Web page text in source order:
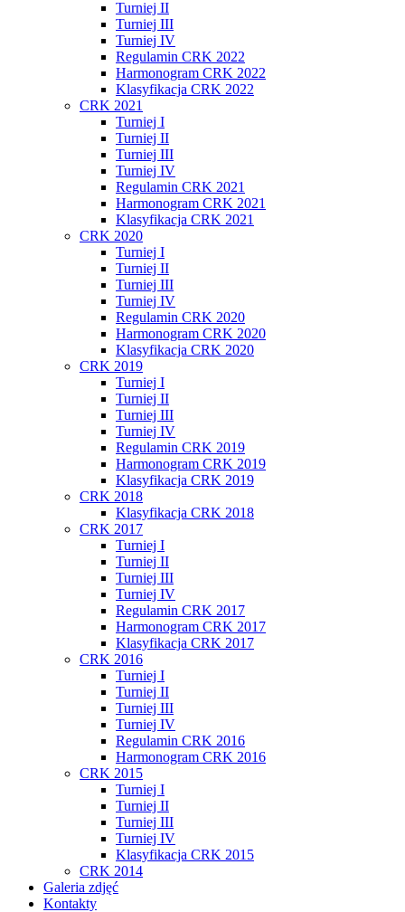
Turniej II
Turniej III
Turniej IV
Regulamin CRK 2022
Harmonogram CRK 2022
Klasyfikacja CRK 2022
CRK 2021
Turniej I
Turniej II
Turniej III
Turniej IV
Regulamin CRK 2021
Harmonogram CRK 2021
Klasyfikacja CRK 2021
CRK 2020
Turniej I
Turniej II
Turniej III
Turniej IV
Regulamin CRK 2020
Harmonogram CRK 2020
Klasyfikacja CRK 2020
CRK 2019
Turniej I
Turniej II
Turniej III
Turniej IV
Regulamin CRK 2019
Harmonogram CRK 2019
Klasyfikacja CRK 2019
CRK 2018
Klasyfikacja CRK 2018
CRK 2017
Turniej I
Turniej II
Turniej III
Turniej IV
Regulamin CRK 2017
Harmonogram CRK 2017
Klasyfikacja CRK 2017
CRK 2016
Turniej I
Turniej II
Turniej III
Turniej IV
Regulamin CRK 2016
Harmonogram CRK 2016
CRK 2015
Turniej I
Turniej II
Turniej III
Turniej IV
Klasyfikacja CRK 2015
CRK 2014
Galeria zdjęć
Kontakty